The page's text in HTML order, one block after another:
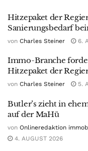
Hitzepaket der
Sanierungsbedarf
von Charles Steiner 6.
Immo-Branche
Hitzepaket der
von Charles Steiner 5.
Butler’s zieht in
auf der MaHü
von Onlineredaktion
4. AUGUST 2026